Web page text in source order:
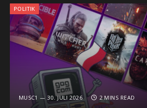
POLITIK
MUSC1 30. JULI 2026 2 MINS READ